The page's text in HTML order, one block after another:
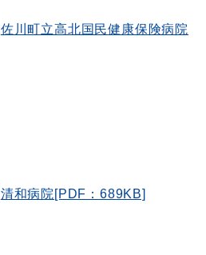
佐川町立高北国民健康保険病院
清和病院[PDF：689KB]